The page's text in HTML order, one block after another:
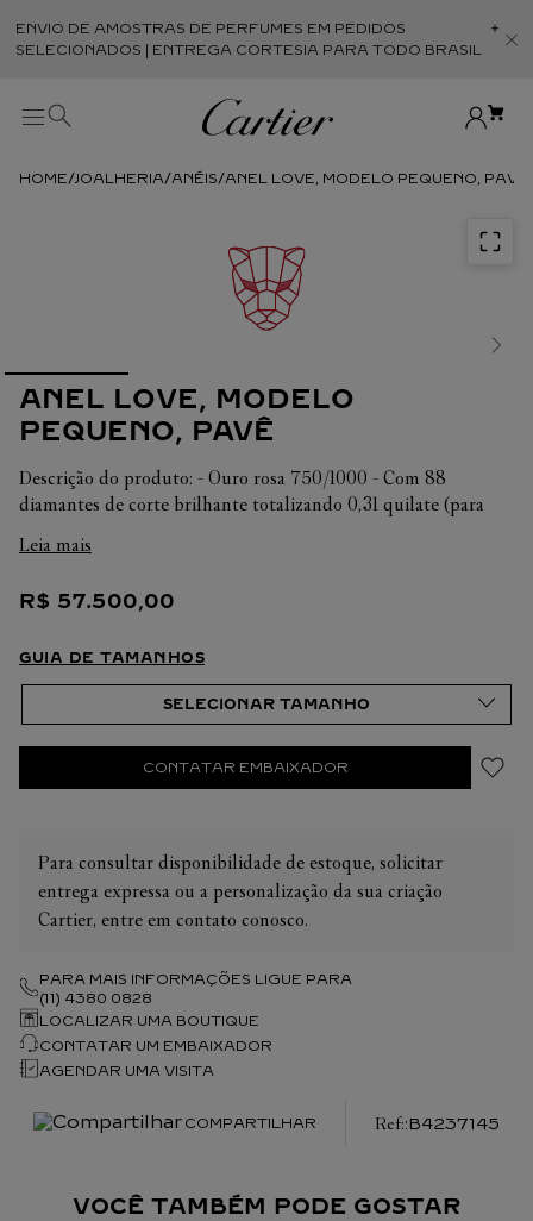
ENVIO DE AMOSTRAS DE PERFUMES EM PEDIDOS
SELECIONADOS | ENTREGA CORTESIA PARA TODO BRASIL
JOALHERIA ANÉIS ANEL LOVE, MODELO PEQUENO, PAVÊ
ANEL LOVE, MODELO
PEQUENO, PAVÊ
Descrição do produto: - Ouro rosa 750/1000 - Com 88
diamantes de corte brilhante totalizando 0,31 quilate (para
Leia mais
R$ 57.500,00
GUIA DE TAMANHOS
CONTATAR EMBAIXADOR
Para consultar disponibilidade de estoque, solicitar
entrega expressa ou a personalização da sua criação
Cartier, entre em contato conosco.
PARA MAIS INFORMAÇÕES LIGUE PARA
(11) 4380 0828
LOCALIZAR UMA BOUTIQUE
CONTATAR UM EMBAIXADOR
AGENDAR UMA VISITA
COMPARTILHAR :B4237145
VOCÊ TAMBÉM PODE GOSTAR